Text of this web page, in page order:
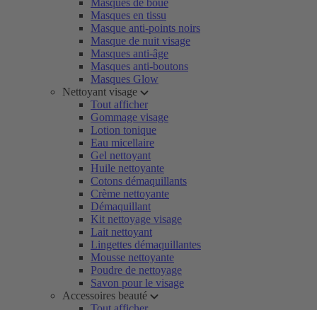
Masques de boue
Masques en tissu
Masque anti-points noirs
Masque de nuit visage
Masques anti-âge
Masques anti-boutons
Masques Glow
Nettoyant visage
Tout afficher
Gommage visage
Lotion tonique
Eau micellaire
Gel nettoyant
Huile nettoyante
Cotons démaquillants
Crème nettoyante
Démaquillant
Kit nettoyage visage
Lait nettoyant
Lingettes démaquillantes
Mousse nettoyante
Poudre de nettoyage
Savon pour le visage
Accessoires beauté